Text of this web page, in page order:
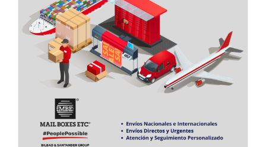
Mail Boxes Etc. Bilbao &
Santander Group Nuevo
Anunciante
Noticias del Sector Marítimo